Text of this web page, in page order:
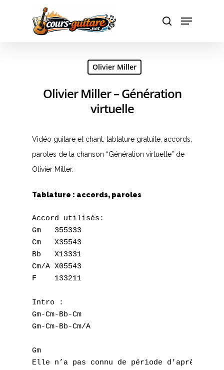
Hit enter to search or ESC to close
Olivier Miller
Olivier Miller – Génération
virtuelle
Vidéo guitare et chant, tablature gratuite, accords,
paroles de la chanson “Génération virtuelle” de
Olivier Miller.
Tablature : accords, paroles
Accord utilisés:
Gm   355333
Cm   X35543
Bb   X13331
Cm/A X05543
F    133211
Intro :
Gm-Cm-Bb-Cm
Gm-Cm-Bb-Cm/A
Gm
Elle n’a pas connu de période d'après